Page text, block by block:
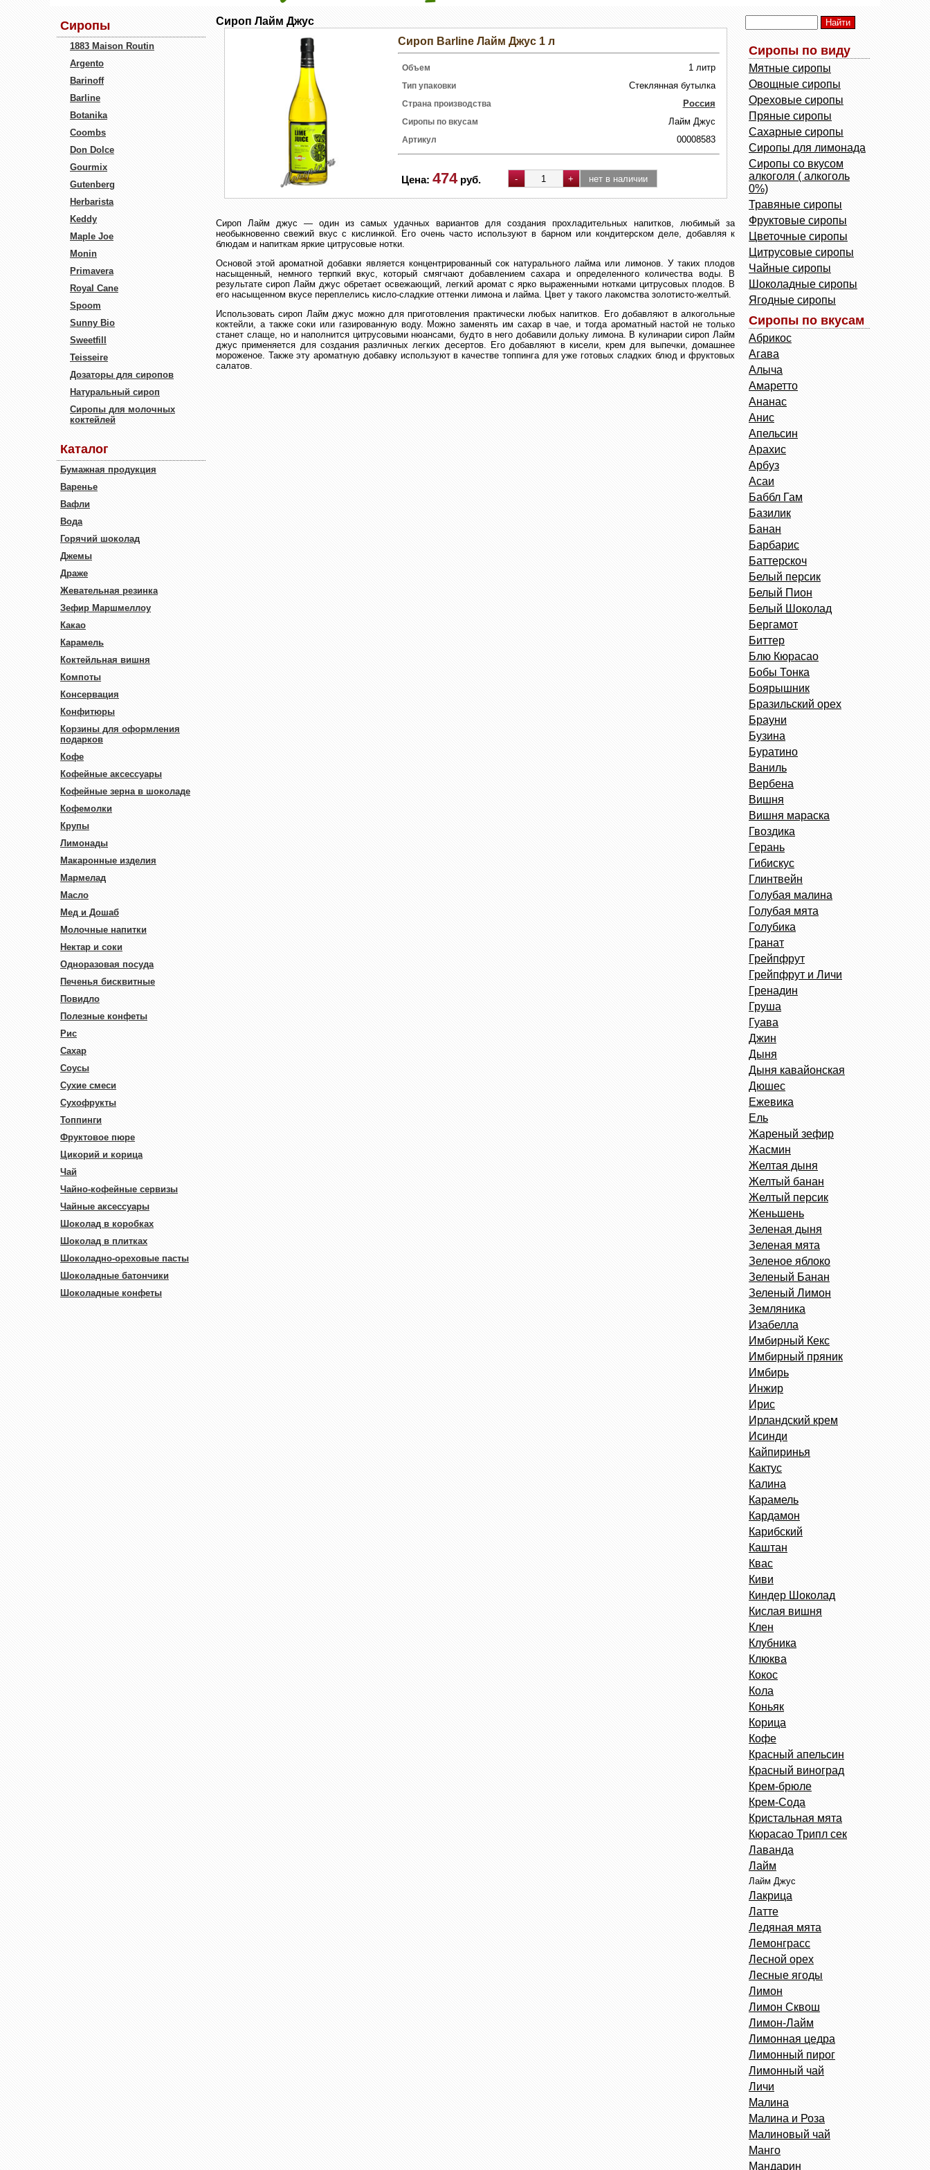
Сиропы
1883 Maison Routin
Argento
Barinoff
Barline
Botanika
Coombs
Don Dolce
Gourmix
Gutenberg
Herbarista
Keddy
Maple Joe
Monin
Primavera
Royal Cane
Spoom
Sunny Bio
Sweetfill
Teisseire
Дозаторы для сиропов
Натуральный сироп
Сиропы для молочных
коктейлей
Каталог
Бумажная продукция
Варенье
Вафли
Вода
Горячий шоколад
Джемы
Драже
Жевательная резинка
Зефир Маршмеллоу
Какао
Карамель
Коктейльная вишня
Компоты
Консервация
Конфитюры
Корзины для оформления
подарков
Кофе
Кофейные аксессуары
Кофейные зерна в шоколаде
Кофемолки
Крупы
Лимонады
Макаронные изделия
Мармелад
Масло
Мед и Дошаб
Молочные напитки
Нектар и соки
Одноразовая посуда
Печенья бисквитные
Повидло
Полезные конфеты
Рис
Сахар
Соусы
Сухие смеси
Сухофрукты
Топпинги
Фруктовое пюре
Цикорий и корица
Чай
Чайно-кофейные сервизы
Чайные аксессуары
Шоколад в коробках
Шоколад в плитках
Шоколадно-ореховые пасты
Шоколадные батончики
Шоколадные конфеты
Сироп Лайм Джус
Сироп Barline Лайм Джус 1 л
Объем 1 литр
Тип упаковки Стеклянная бутылка
Страна производства Россия
Сиропы по вкусам Лайм Джус
Артикул 00008583
Цена: 474 руб.
Сироп Лайм джус — один из самых удачных вариантов для создания прохладительных напитков, любимый за
необыкновенно свежий вкус с кислинкой. Его очень часто используют в барном или кондитерском деле, добавляя к
блюдам и напиткам яркие цитрусовые нотки.
Основой этой ароматной добавки является концентрированный сок натурального лайма или лимонов. У таких плодов
насыщенный, немного терпкий вкус, который смягчают добавлением сахара и определенного количества воды. В
результате сироп Лайм джус обретает освежающий, легкий аромат с ярко выраженными нотками цитрусовых плодов. В
его насыщенном вкусе переплелись кисло-сладкие оттенки лимона и лайма. Цвет у такого лакомства золотисто-желтый.
Использовать сироп Лайм джус можно для приготовления практически любых напитков. Его добавляют в алкогольные
коктейли, а также соки или газированную воду. Можно заменять им сахар в чае, и тогда ароматный настой не только
станет слаще, но и наполнится цитрусовыми нюансами, будто в него добавили дольку лимона. В кулинарии сироп Лайм
джус применяется для создания различных легких десертов. Его добавляют в кисели, крем для выпечки, домашнее
мороженое. Также эту ароматную добавку используют в качестве топпинга для уже готовых сладких блюд и фруктовых
салатов.
Сиропы по виду
Мятные сиропы
Овощные сиропы
Ореховые сиропы
Пряные сиропы
Сахарные сиропы
Сиропы для лимонада
Сиропы со вкусом
алкоголя ( алкоголь
0%)
Травяные сиропы
Фруктовые сиропы
Цветочные сиропы
Цитрусовые сиропы
Чайные сиропы
Шоколадные сиропы
Ягодные сиропы
Сиропы по вкусам
Абрикос
Агава
Алыча
Амаретто
Ананас
Анис
Апельсин
Арахис
Арбуз
Асаи
Баббл Гам
Базилик
Банан
Барбарис
Баттерскоч
Белый персик
Белый Пион
Белый Шоколад
Бергамот
Биттер
Блю Кюрасао
Бобы Тонка
Боярышник
Бразильский орех
Брауни
Бузина
Буратино
Ваниль
Вербена
Вишня
Вишня мараска
Гвоздика
Герань
Гибискус
Глинтвейн
Голубая малина
Голубая мята
Голубика
Гранат
Грейпфрут
Грейпфрут и Личи
Гренадин
Груша
Гуава
Джин
Дыня
Дыня кавайонская
Дюшес
Ежевика
Ель
Жареный зефир
Жасмин
Желтая дыня
Желтый банан
Желтый персик
Женьшень
Зеленая дыня
Зеленая мята
Зеленое яблоко
Зеленый Банан
Зеленый Лимон
Земляника
Изабелла
Имбирный Кекс
Имбирный пряник
Имбирь
Инжир
Ирис
Ирландский крем
Исинди
Кайпиринья
Кактус
Калина
Карамель
Кардамон
Карибский
Каштан
Квас
Киви
Киндер Шоколад
Кислая вишня
Клен
Клубника
Клюква
Кокос
Кола
Коньяк
Корица
Кофе
Красный апельсин
Красный виноград
Крем-брюле
Крем-Сода
Кристальная мята
Кюрасао Трипл сек
Лаванда
Лайм
Лайм Джус
Лакрица
Латте
Ледяная мята
Лемонграсс
Лесной орех
Лесные ягоды
Лимон
Лимон Сквош
Лимон-Лайм
Лимонная цедра
Лимонный пирог
Лимонный чай
Личи
Малина
Малина и Роза
Малиновый чай
Манго
Мандарин